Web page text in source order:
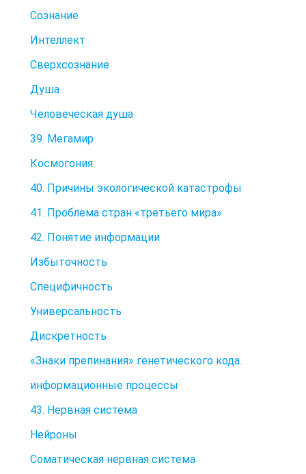
Сознание
Интеллект
Сверхсознание
Душа
Человеческая душа
39. Мегамир
Космогония.
40. Причины экологической катастрофы
41. Проблема стран «третьего мира»
42. Понятие информации
Избыточность
Специфичность
Универсальность
Дискретность
«Знаки препинания» генетического кода.
информационные процессы
43. Нервная система
Нейроны
Соматическая нервная система